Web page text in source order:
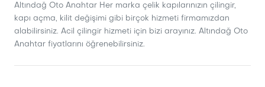
Altındağ Oto Anahtar Her marka çelik kapılarınızın çilingir,
kapı açma, kilit değişimi gibi birçok hizmeti firmamızdan
alabilirsiniz. Acil çilingir hizmeti için bizi arayınız. Altındağ Oto
Anahtar fiyatlarını öğrenebilirsiniz.